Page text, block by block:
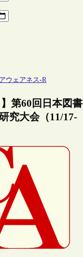
ウェアネス-R
】第60回日本図書
究大会（11/17-